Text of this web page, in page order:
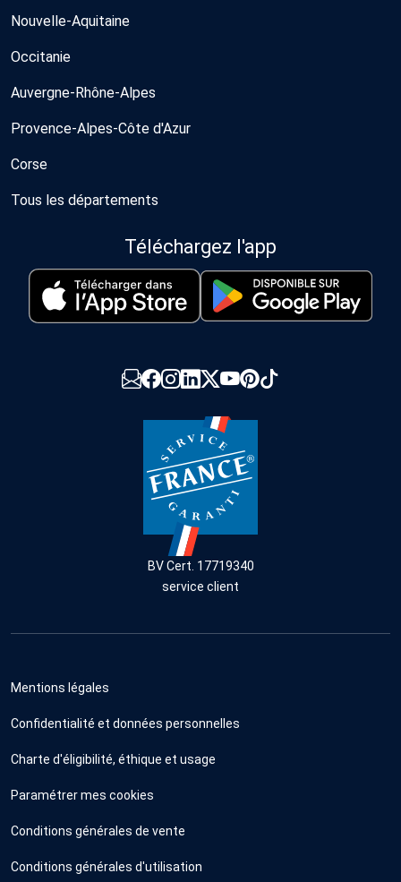
Nouvelle-Aquitaine
Occitanie
Auvergne-Rhône-Alpes
Provence-Alpes-Côte d'Azur
Corse
Tous les départements
Téléchargez l'app
BV Cert. 17719340
service client
Mentions légales
Confidentialité et données personnelles
Charte d'éligibilité, éthique et usage
Paramétrer mes cookies
Conditions générales de vente
Conditions générales d'utilisation